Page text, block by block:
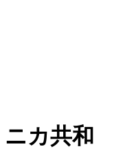
カ共和